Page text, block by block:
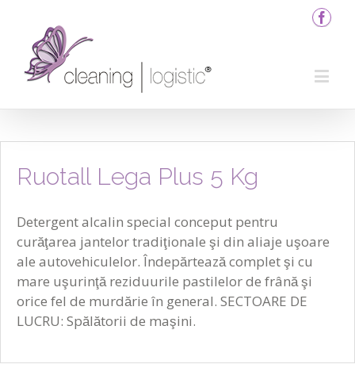
Ruotall Lega Plus 5 Kg
Detergent alcalin special conceput pentru
curăţarea jantelor tradiţionale şi din aliaje uşoare
ale autovehiculelor. Îndepărtează complet şi cu
mare uşurinţă reziduurile pastilelor de frână şi
orice fel de murdărie în general. SECTOARE DE
LUCRU: Spălătorii de maşini.